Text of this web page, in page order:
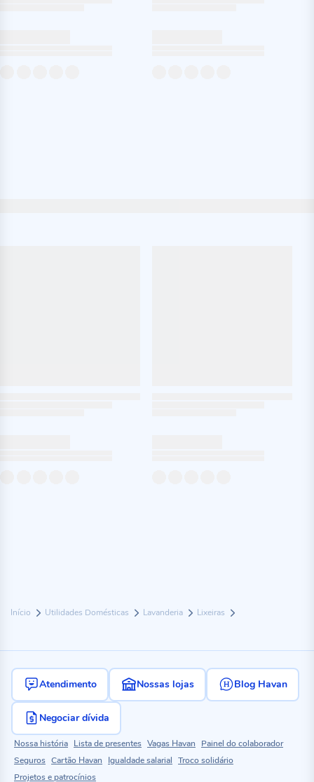
Início Utilidades Domésticas Lavanderia Lixeiras
Atendimento Nossas lojas Blog Havan
Negociar dívida
Nossa história Lista de presentes Vagas Havan
Painel do colaborador
Seguros Cartão Havan Igualdade salarial Troco solidário
Projetos e patrocínios